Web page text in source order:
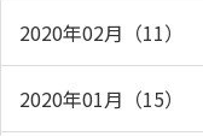
2020年02月（11）
2020年01月（15）